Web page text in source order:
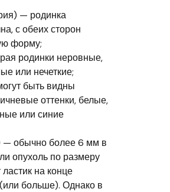
— родинка
с обеих сторон
форму;
родинки неровные,
или нечеткие;
быть видны
оттенки, белые,
или синие
— обычно более 6 мм в
опухоль по размеру
на конце
больше). Однако в